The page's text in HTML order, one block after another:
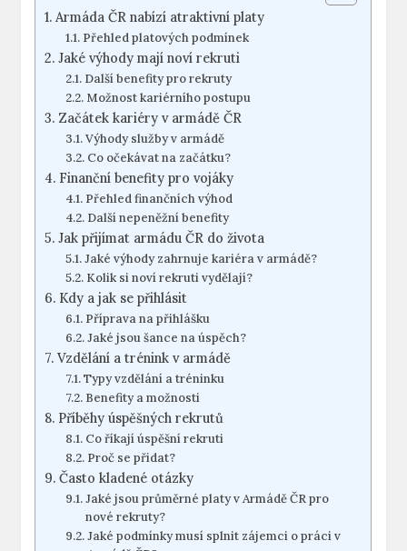
Armáda ČR nabízí atraktivní platy
Přehled platových podmínek
Jaké výhody mají noví rekruti
Další benefity pro rekruty
Možnost kariérního postupu
Začátek kariéry v armádě ČR
Výhody služby v armádě
Co očekávat na začátku?
Finanční benefity pro vojáky
Přehled finančních výhod
Další nepeněžní benefity
Jak přijímat armádu ČR do života
Jaké výhody zahrnuje kariéra v armádě?
Kolik si noví rekruti vydělají?
Kdy a jak se přihlásit
Příprava na přihlášku
Jaké jsou šance na úspěch?
Vzdělání a trénink v armádě
Typy vzdělání a tréninku
Benefity a možnosti
Příběhy úspěšných rekrutů
Co říkají úspěšní rekruti
Proč se přidat?
Často kladené otázky
Jaké jsou průměrné platy v Armádě ČR pro
nové rekruty?
Jaké podmínky musí splnit zájemci o práci v